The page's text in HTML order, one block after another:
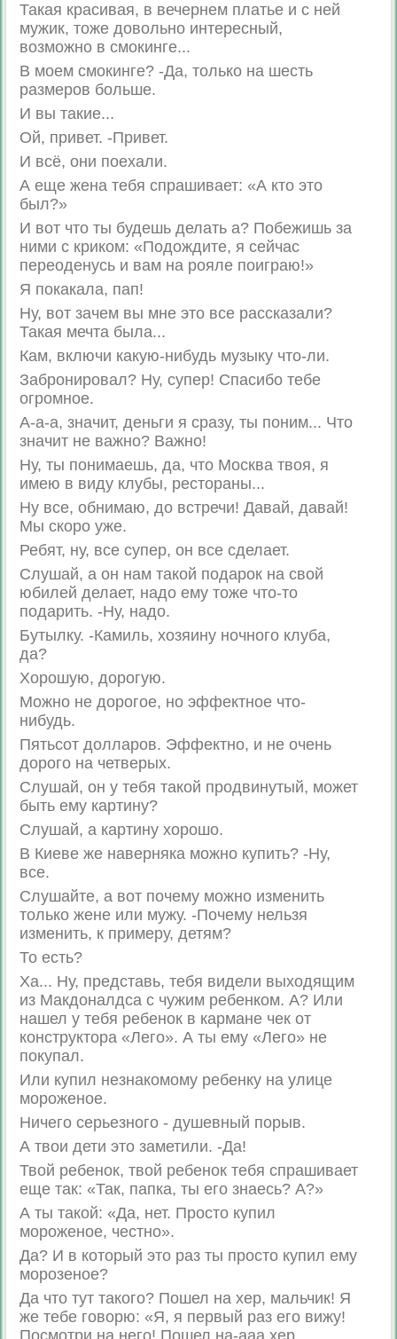
Такая красивая, в вечернем платье и с ней
мужик, тоже довольно интересный,
возможно в смокинге...
В моем смокинге? -Да, только на шесть
размеров больше.
И вы такие...
Ой, привет. -Привет.
И всё, они поехали.
А еще жена тебя спрашивает: «А кто это
был?»
И вот что ты будешь делать а? Побежишь за
ними с криком: «Подождите, я сейчас
переоденусь и вам на рояле поиграю!»
Я покакала, пап!
Ну, вот зачем вы мне это все рассказали?
Такая мечта была...
Кам, включи какую-нибудь музыку что-ли.
Забронировал? Ну, супер! Спасибо тебе
огромное.
А-а-а, значит, деньги я сразу, ты поним... Что
значит не важно? Важно!
Ну, ты понимаешь, да, что Москва твоя, я
имею в виду клубы, рестораны...
Ну все, обнимаю, до встречи! Давай, давай!
Мы скоро уже.
Ребят, ну, все супер, он все сделает.
Слушай, а он нам такой подарок на свой
юбилей делает, надо ему тоже что-то
подарить. -Ну, надо.
Бутылку. -Камиль, хозяину ночного клуба,
да?
Хорошую, дорогую.
Можно не дорогое, но эффектное что-
нибудь.
Пятьсот долларов. Эффектно, и не очень
дорого на четверых.
Слушай, он у тебя такой продвинутый, может
быть ему картину?
Слушай, а картину хорошо.
В Киеве же наверняка можно купить? -Ну,
все.
Слушайте, а вот почему можно изменить
только жене или мужу. -Почему нельзя
изменить, к примеру, детям?
То есть?
Ха... Ну, представь, тебя видели выходящим
из Макдоналдса с чужим ребенком. А? Или
нашел у тебя ребенок в кармане чек от
конструктора «Лего». А ты ему «Лего» не
покупал.
Или купил незнакомому ребенку на улице
мороженое.
Ничего серьезного - душевный порыв.
А твои дети это заметили. -Да!
Твой ребенок, твой ребенок тебя спрашивает
еще так: «Так, папка, ты его знаесь? А?»
А ты такой: «Да, нет. Просто купил
мороженое, честно».
Да? И в который это раз ты просто купил ему
морозеное?
Да что тут такого? Пошел на хер, мальчик! Я
же тебе говорю: «Я, я первый раз его вижу!
Посмотри на него! Пошел на-ааа хер,